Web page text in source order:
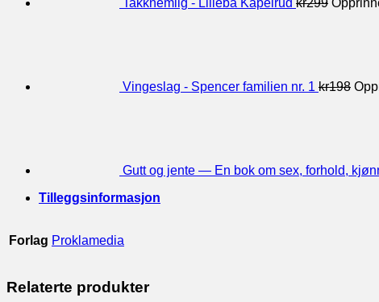
Vingeslag - Spencer familien nr. 1 kr198
Gutt og jente — En bok om sex, forhold,
Tilleggsinformasjon
Forlag Proklamedia
Relaterte produkter